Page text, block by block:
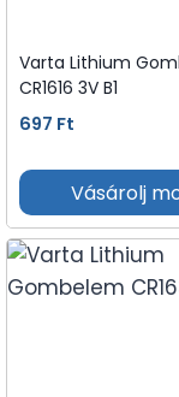
Varta Lithium
CR1616 3V B1
697 Ft
Vásárolj